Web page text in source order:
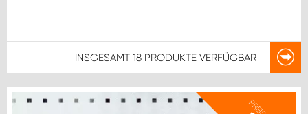
INSGESAMT 18 PRODUKTE VERFÜGBAR